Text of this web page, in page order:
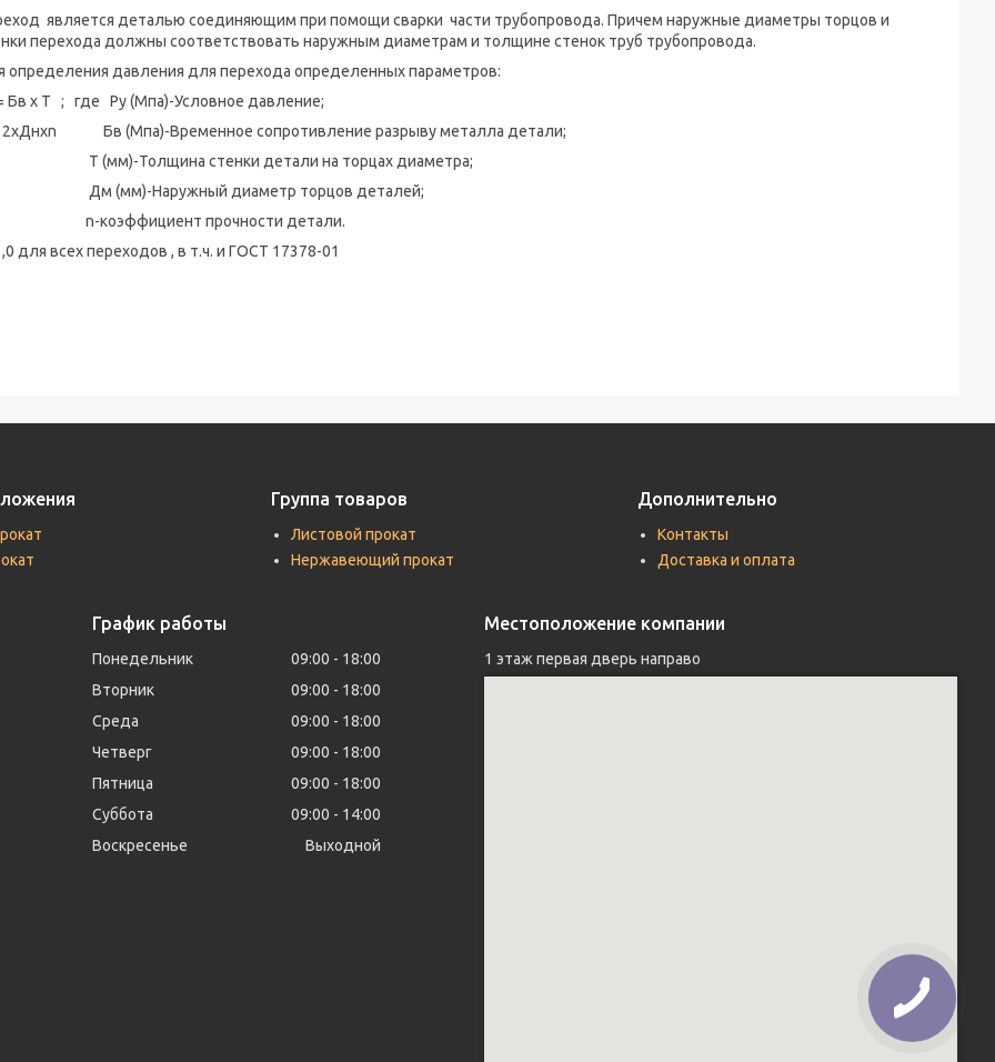
является деталью соединяющим при помощи сварки части трубопровода. Причем наружные диаметры торцов и
перехода должны соответствовать наружным диаметрам и толщине стенок труб трубопровода.
определения давления для перехода определенных параметров:
Бв x Т ; где Ру (Мпа)-Условное давление;
Бв (Мпа)-Временное сопротивление разрыву металла детали;
Толщина стенки детали на торцах диаметра;
(мм)-Наружный диаметр торцов деталей;
коэффициент прочности детали.
для всех переходов , в т.ч. и ГОСТ 17378-01
Группа товаров
Листовой прокат
Нержавеющий прокат
Дополнительно
Контакты
Доставка и оплата
График работы
Понедельник 09:00
18:00
Вторник
09:00
18:00
Среда
09:00
18:00
Четверг
09:00
18:00
Пятница
09:00
18:00
Суббота
09:00
14:00
Воскресенье
Выходной
Местоположение компании
1 этаж первая дверь направо